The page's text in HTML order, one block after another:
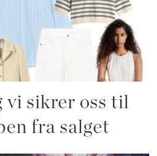
vi sikrer oss til
fra salget